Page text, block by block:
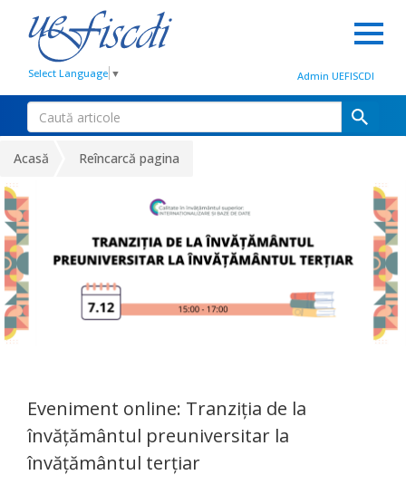
Select Language ▼ Admin UEFISCDI
Acasă Reîncarcă pagina
Eveniment online: Tranziția de la
învățământul preuniversitar la
învățământul terțiar